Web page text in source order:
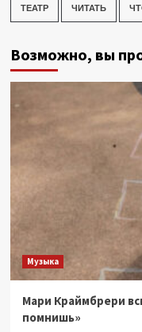
ТЕАТР ЧИТАТЬ
Возможно, вы
Музыка
Мари Краймбрери
помнишь»